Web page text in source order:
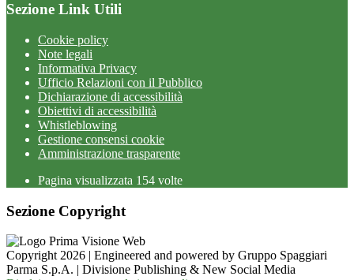
Sezione Link Utili
Cookie policy
Note legali
Informativa Privacy
Ufficio Relazioni con il Pubblico
Dichiarazione di accessibilità
Obiettivi di accessibilità
Whistleblowing
Gestione consensi cookie
Amministrazione trasparente
Pagina visualizzata 154 volte
Sezione Copyright
Copyright 2026 | Engineered and powered by Gruppo Spaggiari
Parma S.p.A. | Divisione Publishing & New Social Media